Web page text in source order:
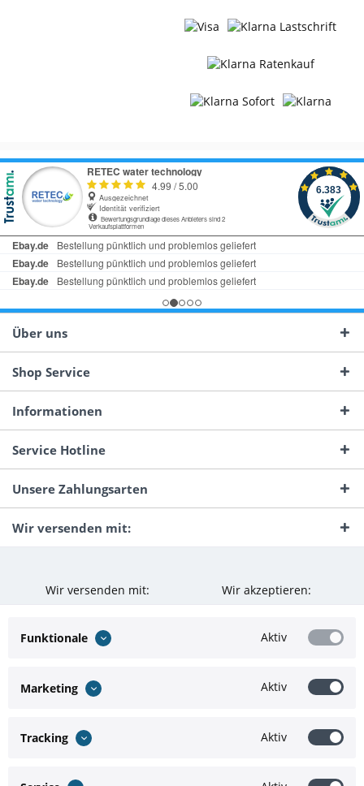
Über uns
Shop Service
Informationen
Service Hotline
Unsere Zahlungsarten
Wir versenden mit:
Wir versenden mit: Wir akzeptieren:
Funktionale Aktiv
Marketing Aktiv
Tracking Aktiv